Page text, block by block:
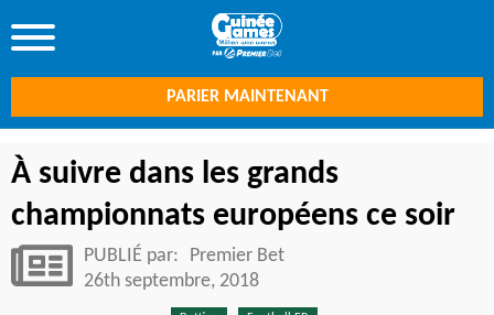
PARIER MAINTENANT
À suivre dans les grands
championnats européens ce soir
PUBLIÉ par:
Premier Bet
26th septembre, 2018